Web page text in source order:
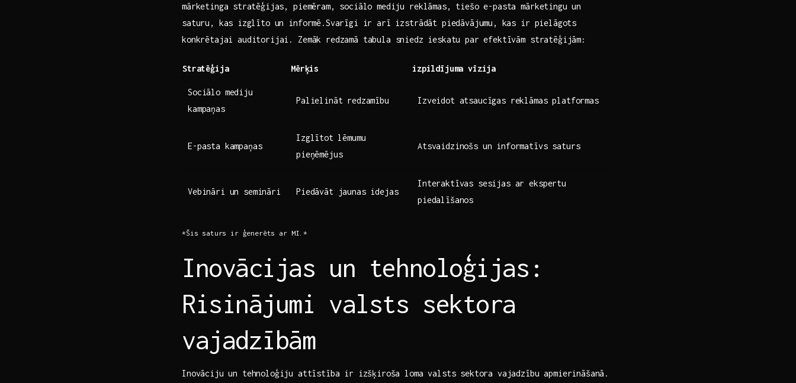
mārketinga⁣ stratēģijas, ‌piemēram, sociālo mediju reklāmas, tiešo e-pasta ‍mārketingu un
saturu, ‌kas ⁤izglīto un informē.Svarīgi ir​ arī izstrādāt piedāvājumu, ⁤kas ir pielāgots
konkrētajai‍ auditorijai.‍ Zemāk​ redzamā tabula sniedz ⁤ieskatu par efektīvām stratēģijām:
Stratēģija Mērķis izpildījuma vīzija
Sociālo mediju‍
kampaņas
Palielināt redzamību Izveidot‌ atsaucīgas reklāmas platformas
E-pasta kampaņas
Izglītot⁣ lēmumu⁤
pieņēmējus
Atsvaidzinošs un informatīvs saturs
Vebināri un semināri Piedāvāt ‌jaunas idejas
Interaktīvas sesijas ar ekspertu
piedalīšanos
*Šis saturs ir ģenerēts ​ar MI.*
Inovācijas un tehnoloģijas:
Risinājumi valsts sektora
vajadzībām
Inovāciju un tehnoloģiju ⁣attīstība ir izšķiroša loma valsts sektora​ vajadzību apmierināšanā.